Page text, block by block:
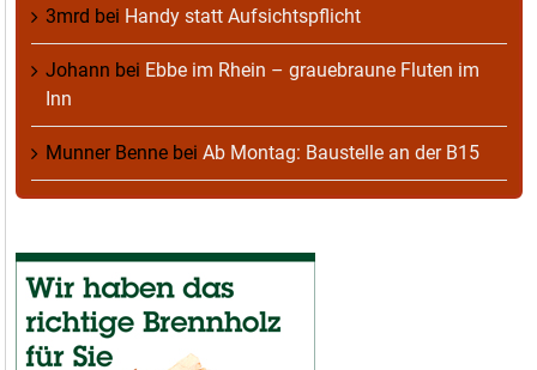
3mrd bei Handy statt Aufsichtspflicht
Johann bei Ebbe im Rhein – grauebraune Fluten im
Inn
Munner Benne bei Ab Montag: Baustelle an der B15